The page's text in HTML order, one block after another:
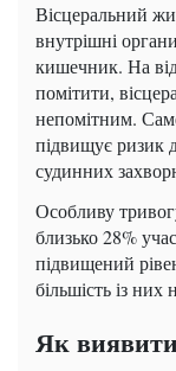
Вісцеральний
внутрішні
кишечник. На
помітити,
непомітним.
підвищує ризик
судинних
Особливу
близько 28%
підвищений
більшість із
Як